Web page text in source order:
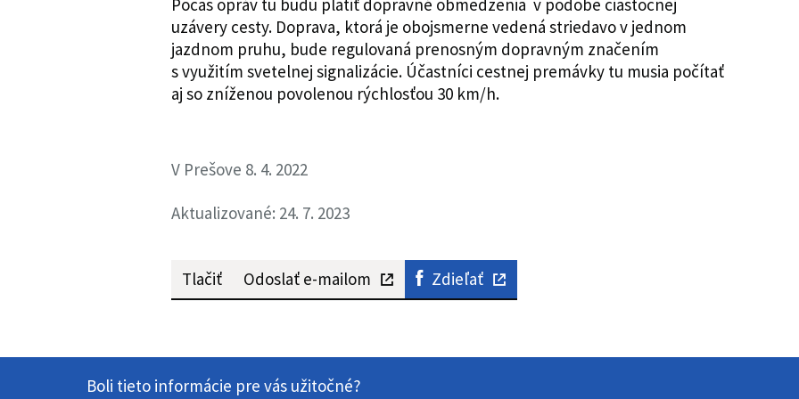
Počas opráv tu budú platiť dopravné obmedzenia v podobe čiastočnej
uzávery cesty. Doprava, ktorá je obojsmerne vedená striedavo v jednom
jazdnom pruhu, bude regulovaná prenosným dopravným značením
s využitím svetelnej signalizácie. Účastníci cestnej premávky tu musia počítať
aj so zníženou povolenou rýchlosťou 30 km/h.
V Prešove 8. 4. 2022
Aktualizované: 24. 7. 2023
Tlačiť Odoslať e-mailom Zdieľať
Boli tieto informácie pre vás užitočné?